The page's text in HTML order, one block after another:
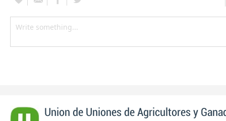
Union de Uniones de Agricultores y